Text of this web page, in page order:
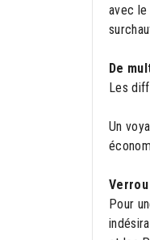
avec
De
Les
Un
Verrou
Pour